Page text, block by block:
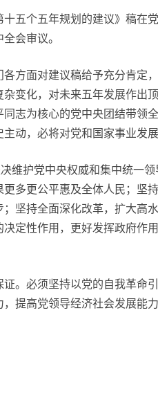
个五年规划的建议》稿在
会审议。
面对建议稿给予充分肯定，
变化，对未来五年发展作出
志为核心的党中央团结带领
动，必将对党和国家事业发
护党中央权威和集中统一
多更公平惠及全体人民；坚
坚持全面深化改革，扩大高
定性作用，更好发挥政府作
必须坚持以党的自我革命
提高党领导经济社会发展能